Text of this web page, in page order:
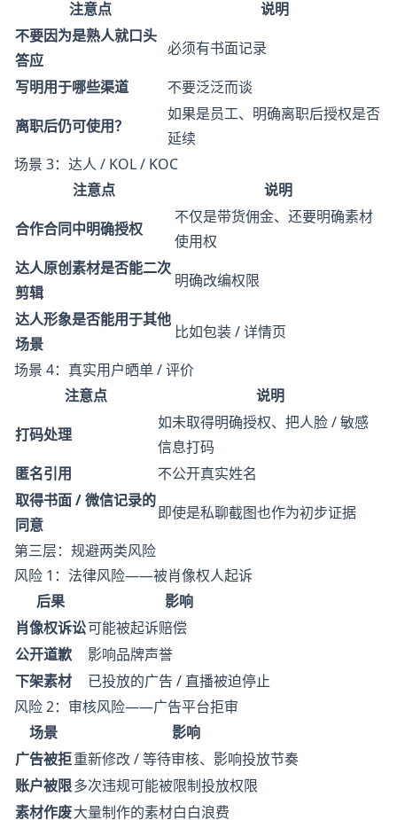
注意点
说明
不要因为是熟人就口头
答应
必须有书面记录
写明用于哪些渠道
不要泛泛而谈
离职后仍可使用？
如果是员工、明确离职后授权是否
延续
场景 3：达人 / KOL / KOC
注意点
说明
合作合同中明确授权
不仅是带货佣金、还要明确素材
使用权
达人原创素材是否能二次
剪辑
明确改编权限
达人形象是否能用于其他
场景
比如包装 / 详情页
场景 4：真实用户晒单 / 评价
注意点
说明
打码处理
如未取得明确授权、把人脸 / 敏感
信息打码
匿名引用
不公开真实姓名
取得书面 / 微信记录的
同意
即使是私聊截图也作为初步证据
第三层：规避两类风险
风险 1：法律风险——被肖像权人起诉
后果
影响
肖像权诉讼可能被起诉赔偿
公开道歉
影响品牌声誉
下架素材
已投放的广告 / 直播被迫停止
风险 2：审核风险——广告平台拒审
场景
影响
广告被拒重新修改 / 等待审核、影响投放节奏
账户被限多次违规可能被限制投放权限
素材作废大量制作的素材白白浪费